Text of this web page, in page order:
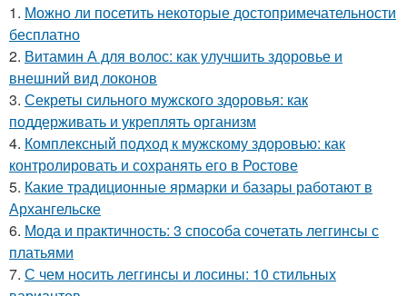
1. Можно ли посетить некоторые достопримечательности
бесплатно
2. Витамин А для волос: как улучшить здоровье и
внешний вид локонов
3. Секреты сильного мужского здоровья: как
поддерживать и укреплять организм
4. Комплексный подход к мужскому здоровью: как
контролировать и сохранять его в Ростове
5. Какие традиционные ярмарки и базары работают в
Архангельске
6. Мода и практичность: 3 способа сочетать леггинсы с
платьями
7. С чем носить леггинсы и лосины: 10 стильных